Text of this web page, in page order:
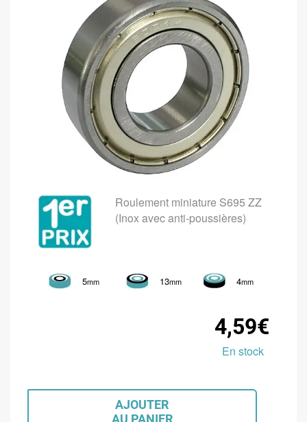
Roulement miniature S695 ZZ
(Inox avec anti-poussières)
5mm 13mm 4mm
4,59€
En stock
AJOUTER
AU PANIER